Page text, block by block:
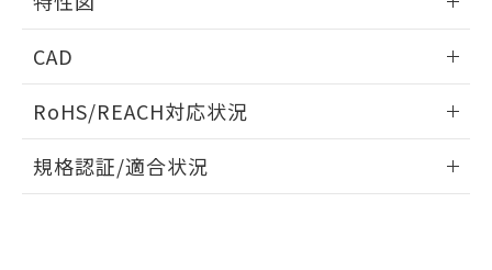
タイムチャート
A: 80mm以上、B: 60mm以上
周囲金属の影響
検出物体の大きさと材質による影響
CAD
ドすることができます。
ログイン/会員登録
RoHS/REACH対応状況
EU RoHS 注意事項・凡例
規格認証/適合状況
す。